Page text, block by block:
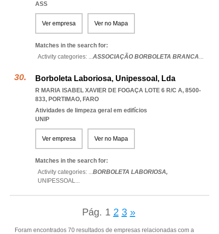
ASS
Ver empresa Ver no Mapa
Matches in the search for:
Activity categories: ...ASSOCIAÇÃO BORBOLETA BRANCA...
Borboleta Laboriosa, Unipessoal, Lda
R MARIA ISABEL XAVIER DE FOGAÇA LOTE 6 R/C A, 8500-
833, PORTIMAO, FARO
Atividades de limpeza geral em edifícios
UNIP
Ver empresa Ver no Mapa
Matches in the search for:
Activity categories: ...BORBOLETA LABORIOSA,
UNIPESSOAL...
Pág. 1 2 3 »
Foram encontrados 70 resultados de empresas relacionadas com a